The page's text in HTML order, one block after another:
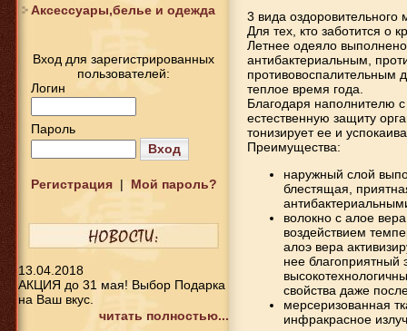
Аксессуары,белье и одежда
Вход для зарегистрированных
пользователей:
Логин
Пароль
Вход
Регистрация| Мой пароль?
13.04.2018
АКЦИЯ до 31 мая! Выбор Подарка
на Ваш вкус.
читать полностью...
3 вида оздоровительного
Для тех, кто заботится о
Летнее одеяло
антибактериальным,
противовоспалительным
теплое время года.
Благодаря наполнителю
естественную защиту
тонизирует ее и
Преимущества:
наружный слой
блестящая,
волокно с алое
воздействием
алоэ вера
нее благоприятный
свойства даже
мерсеризованная
инфракрасное